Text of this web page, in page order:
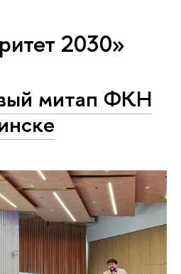
2030»
митап ФКН